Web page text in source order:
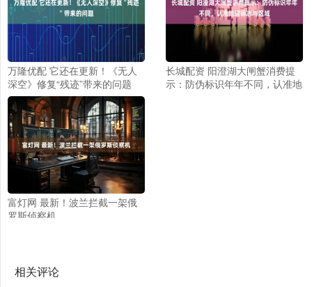
万隆优配 它还在更新！《无人
深空》修复“残迹”带来的问题
长城配资 阳澄湖大闸蟹消费提
示：防伪标识年年不同，认准地
富灯网 最新！波兰拦截一架俄
罗斯侦察机
相关评论